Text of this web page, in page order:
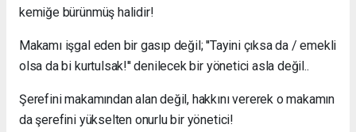
kemiğe bürünmüş halidir!
Makamı işgal eden bir gasıp değil; ''Tayini çıksa da / emekli
olsa da bi kurtulsak!'' denilecek bir yönetici asla değil..
Şerefini makamından alan değil, hakkını vererek o makamın
da şerefini yükselten onurlu bir yönetici!